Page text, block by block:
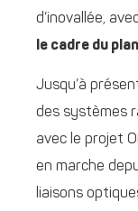
d’inovallée,
le cadre du
Jusqu’à
des systèmes
avec le projet
en marche
liaisons